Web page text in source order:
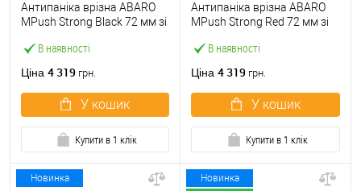
В наявності
Антипаніка врізна ABARO
МPush Strong Black 72 мм зі
Ціна 4 319 грн.
У кошик
Купити в 1 клік
В наявності
Антипаніка врізна ABARO
МPush Strong Red 72 мм зі
Ціна 4 319 грн.
У кошик
Купити в 1 клік
Новинка
Новинка